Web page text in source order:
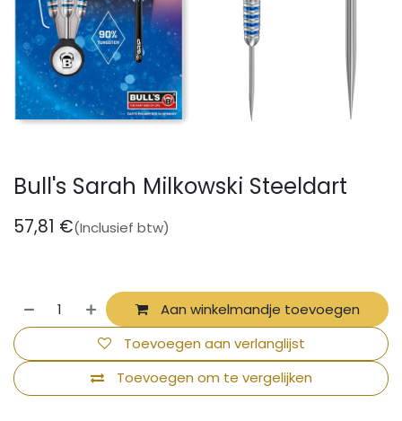
Bull's Sarah Milkowski Steeldart
57,81 €(Inclusief btw)
Aan winkelmandje toevoegen
Toevoegen om te vergelijken
Toevoegen aan verlanglijst